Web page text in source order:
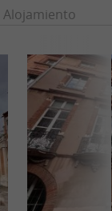
Alojamiento